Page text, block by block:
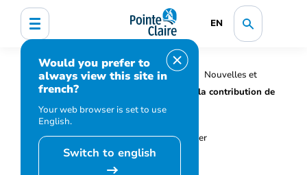
EN
Would you prefer to
always view this site in
french?
Your web browser is set to use
English.
Switch to english
Accueil Organisation municipale
Nouvelles et
médias
Actualités
Soulignons la contribution de
nos aînées et de nos aînés